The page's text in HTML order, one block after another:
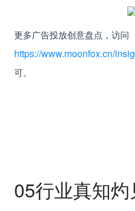
更多广告投放创意盘点，访问
https://www.moonfox.cn/
可。
05行业真知灼